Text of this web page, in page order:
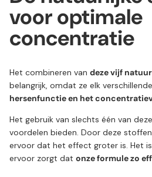
voor optimale
concentratie
Het combineren van deze vijf
belangrijk, omdat ze elk
hersenfunctie en het
Het gebruik van slechts één van
voordelen bieden. Door deze
ervoor dat het effect groter is. Het
ervoor zorgt dat onzeformule zo